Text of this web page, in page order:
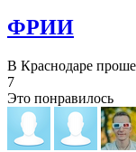
ФРИИ
В Краснодаре
7
Это понравилось